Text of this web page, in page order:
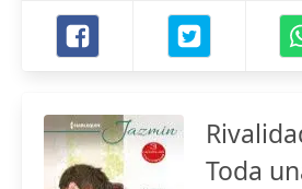
Toda